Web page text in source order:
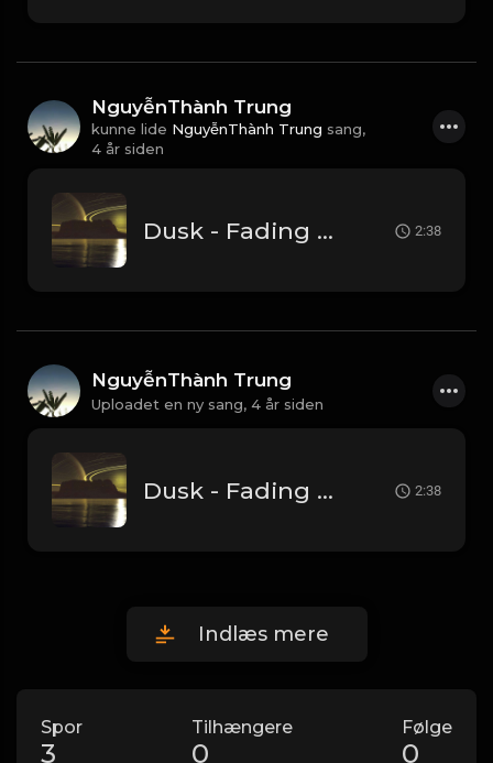
NguyễnThành Trung
kunne lide NguyễnThành Trung sang,
4 år siden
Dusk - Fading Away... 1.mp3 2:38
NguyễnThành Trung
Uploadet en ny sang, 4 år siden
Dusk - Fading Away... 1.mp3 2:38
Indlæs mere
Spor
3
Tilhængere
0
Følge
0